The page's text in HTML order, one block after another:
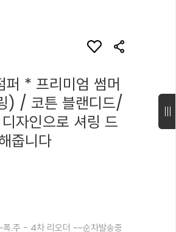
퍼 * 프리미엄 썸머
) / 코튼 블랜디드/
자인으로 셔링 드
줍니다
.주 - 4차 리오더 ~~순차발송중